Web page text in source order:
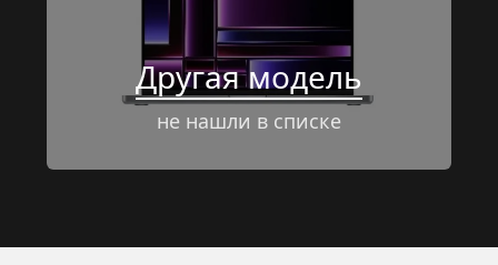
Другая модель
не нашли в списке